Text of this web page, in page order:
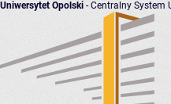
Uniwersytet Opolski - Centralny System